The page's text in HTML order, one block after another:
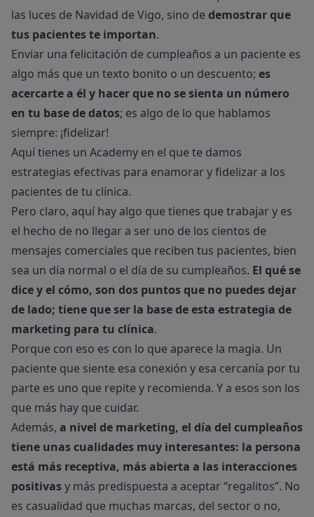
las luces de Navidad de Vigo, sino de demostrar que
tus pacientes te importan.
Enviar una felicitación de cumpleaños a un paciente es
algo más que un texto bonito o un descuento; es
acercarte a él y hacer que no se sienta un número
en tu base de datos; es algo de lo que hablamos
siempre: ¡fidelizar!
Aquí tienes un Academy en el que te damos
estrategias efectivas para enamorar y fidelizar a los
pacientes de tu clínica.
Pero claro, aquí hay algo que tienes que trabajar y es
el hecho de no llegar a ser uno de los cientos de
mensajes comerciales que reciben tus pacientes, bien
sea un día normal o el día de su cumpleaños. El qué se
dice y el cómo, son dos puntos que no puedes dejar
de lado; tiene que ser la base de esta estrategia de
marketing para tu clínica.
Porque con eso es con lo que aparece la magia. Un
paciente que siente esa conexión y esa cercanía por tu
parte es uno que repite y recomienda. Y a esos son los
que más hay que cuidar.
Además, a nivel de marketing, el día del cumpleaños
tiene unas cualidades muy interesantes: la persona
está más receptiva, más abierta a las interacciones
positivasy más predispuesta a aceptar “regalitos”. No
es casualidad que muchas marcas, del sector o no,